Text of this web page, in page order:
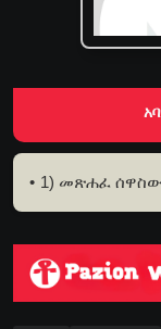
1) መጽሐፈ ሰዋስው